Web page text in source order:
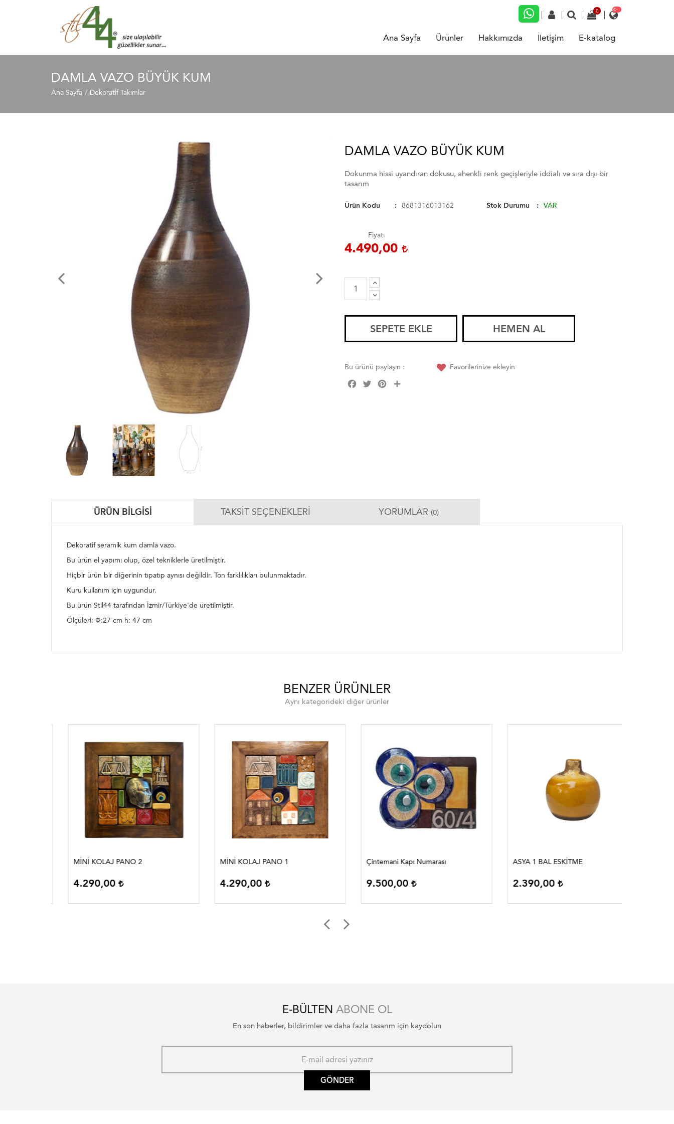
Ana Sayfa Ürünler Hakkımızda İletişim E-katalog
DAMLA VAZO BÜYÜK KUM
Ana Sayfa Dekoratif Takımlar
DAMLA VAZO BÜYÜK KUM
Dokunma hissi uyandıran dokusu, ahenkli renk geçişleriyle iddialı ve sıra dışı bir
tasarım
Ürün Kodu 8681316013162 Stok Durumu VAR
Fiyatı
4.490,00
SEPETE EKLE HEMEN AL
Bu ürünü paylaşın :
FacebookTwitterPinterest
Favorilerinize ekleyin
ÜRÜN BILGISI TAKSIT SEÇENEKLERI YORUMLAR (0)
Dekoratif seramik kum damla vazo.
Bu ürün el yapımı olup, özel tekniklerle üretilmiştir.
Hiçbir ürün bir diğerinin tıpatıp aynısı değildir. Ton farklılıkları bulunmaktadır.
Kuru kullanım için uygundur.
Bu ürün Stil44 tarafından İzmir/Türkiye'de üretilmiştir.
Ölçüleri: Ф:27 cm h: 47 cm
BENZER ÜRÜNLER
Aynı kategorideki diğer ürünler
MİNİ KOLAJ PANO 2
4.290,00
MİNİ KOLAJ PANO 1
4.290,00
Çintemani Kapı Numarası
9.500,00
ASYA 1 BAL ESKİTME
2.390,00
E-BÜLTEN ABONE OL
En son haberler, bildirimler ve daha fazla tasarım için kaydolun
GÖNDER